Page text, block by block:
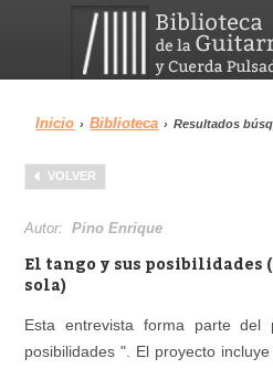
Menu
Biblioteca
Inicio › Biblioteca › Resultados
VOLVER
Autor:Pino Enrique
El tango y sus posibilidades
sola)
Esta entrevista forma parte
posibilidades ". El proyecto